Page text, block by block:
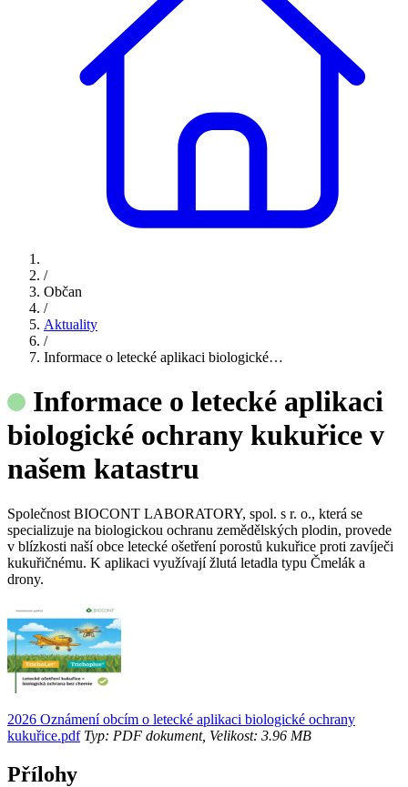
/
Občan
/
Aktuality
/
Informace o letecké aplikaci biologické…
Informace o letecké aplikaci
biologické ochrany kukuřice v
našem katastru
Společnost BIOCONT LABORATORY, spol. s r. o., která se
specializuje na biologickou ochranu zemědělských plodin, provede
v blízkosti naší obce letecké ošetření porostů kukuřice proti zavíječi
kukuřičnému. K aplikaci využívají žlutá letadla typu Čmelák a
drony.
2026 Oznámení obcím o letecké aplikaci biologické ochrany
kukuřice.pdfTyp: PDF dokument, Velikost: 3.96 MB
Přílohy